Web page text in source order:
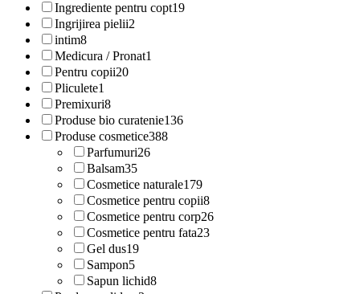
Ingrediente pentru copt19
Ingrijirea pielii2
intim8
Medicura / Pronat1
Pentru copii20
Pliculete1
Premixuri8
Produse bio curatenie136
Produse cosmetice388
Parfumuri26
Balsam35
Cosmetice naturale179
Cosmetice pentru copii8
Cosmetice pentru corp26
Cosmetice pentru fata23
Gel dus19
Sampon5
Sapun lichid8